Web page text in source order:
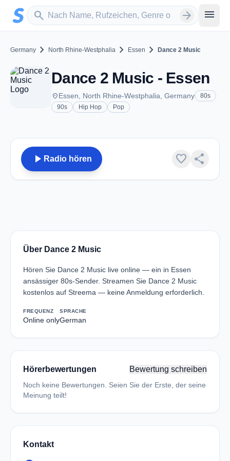
Zum Hauptinhalt springen
search
Sender suchen arrow_forward menu
Germany chevron_right North Rhine-Westphalia chevron_right Essen chevron_right Dance 2 Music
Dance 2 Music - Essen
placeEssen, North Rhine-Westphalia, Germany
80s
90s
Hip Hop Pop
play_arrow Radio hören favorite share
Über Dance 2 Music
Hören Sie Dance 2 Music live online — ein in Essen
ansässiger 80s-Sender. Streamen Sie Dance 2 Music
kostenlos auf Streema — keine Anmeldung erforderlich.
FREQUENZ
Online only
SPRACHE
German
Hörerbewertungen Bewertung schreiben
Noch keine Bewertungen. Seien Sie der Erste, der seine
Meinung teilt!
Kontakt